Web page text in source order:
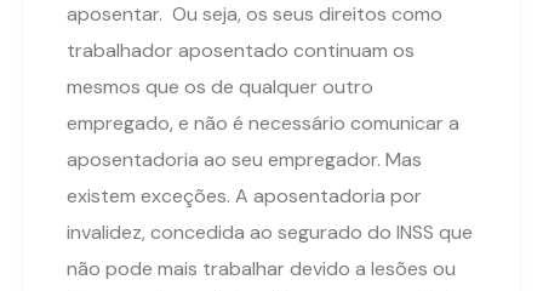
aposentar. Ou seja, os seus direitos como
trabalhador aposentado continuam os
mesmos que os de qualquer outro
empregado, e não é necessário comunicar a
aposentadoria ao seu empregador. Mas
existem exceções. A aposentadoria por
invalidez, concedida ao segurado do INSS que
não pode mais trabalhar devido a lesões ou